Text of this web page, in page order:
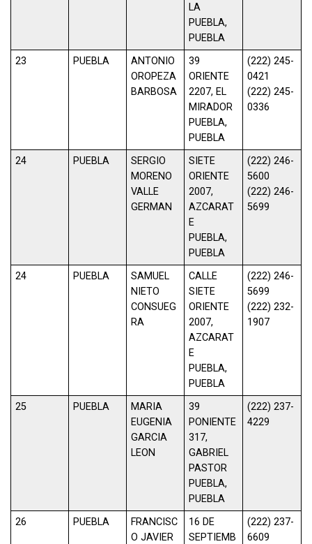
LA
PUEBLA,
PUEBLA
23 PUEBLA
ANTONIO
OROPEZA
BARBOSA
39
ORIENTE
2207, EL
MIRADOR
PUEBLA,
PUEBLA
(222) 245-
0421
(222) 245-
0336
24 PUEBLA
SERGIO
MORENO
VALLE
GERMAN
SIETE
ORIENTE
2007,
AZCARAT
E
PUEBLA,
PUEBLA
(222) 246-
5600
(222) 246-
5699
24 PUEBLA
SAMUEL
NIETO
CONSUEG
RA
CALLE
SIETE
ORIENTE
2007,
AZCARAT
E
PUEBLA,
PUEBLA
(222) 246-
5699
(222) 232-
1907
25 PUEBLA
MARIA
EUGENIA
GARCIA
LEON
39
PONIENTE
317,
GABRIEL
PASTOR
PUEBLA,
PUEBLA
(222) 237-
4229
26 PUEBLA
FRANCISC
O JAVIER
16 DE
SEPTIEMB
(222) 237-
6609